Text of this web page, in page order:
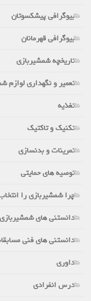
بیوگرافی پیشکسوتان
بیوگرافی قهرمانان
تاریخچه شمشیربازی
تعمیر و نگهداری لوازم
تغذیه
تکنیک و تاکتیک
تمرینات و بدنسازی
توصیه های حمایتی
چرا شمشیربازی را
دانستنی های شمشیربازی
دانستنی های فنی
داوری
درس انفرادی